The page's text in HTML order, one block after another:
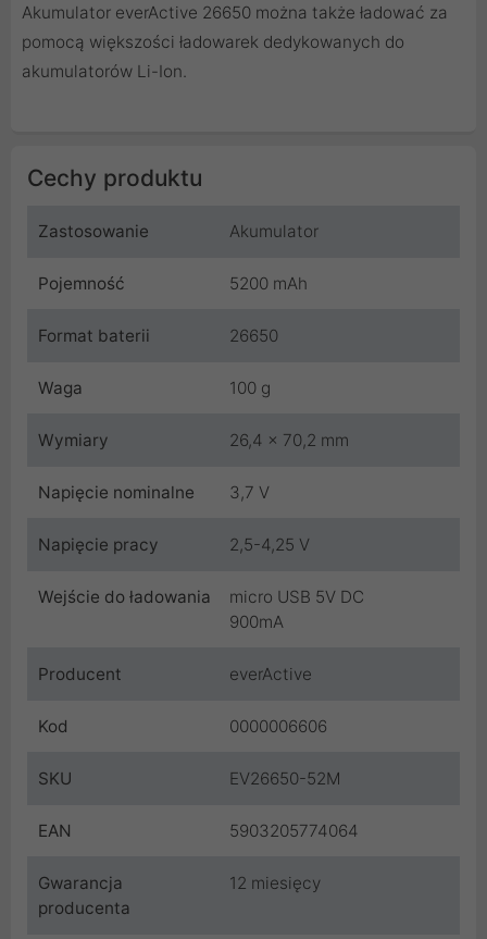
Akumulator everActive 26650 można także ładować za
pomocą większości ładowarek dedykowanych do
akumulatorów Li-Ion.
Cechy produktu
Zastosowanie Akumulator
Pojemność 5200 mAh
Format baterii 26650
Waga 100 g
Wymiary 26,4 x 70,2 mm
Napięcie nominalne 3,7 V
Napięcie pracy 2,5-4,25 V
Wejście do ładowania
micro USB 5V DC
900mA
Producent everActive
Kod 0000006606
SKU EV26650-52M
EAN 5903205774064
Gwarancja
producenta
12 miesięcy